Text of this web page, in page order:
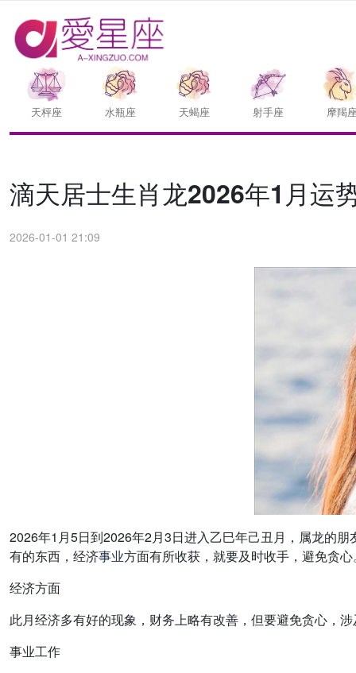
天枰座 水瓶座 天蝎座 射手座 摩羯
滴天居士生肖龙2026年1月运
2026-01-01 21:09
2026年1月5日到2026年2月3日进入乙巳年己丑月，属龙的朋
有的东西，经济事业方面有所收获，就要及时收手，避免贪心
经济方面
此月经济多有好的现象，财务上略有改善，但要避免贪心，
事业工作